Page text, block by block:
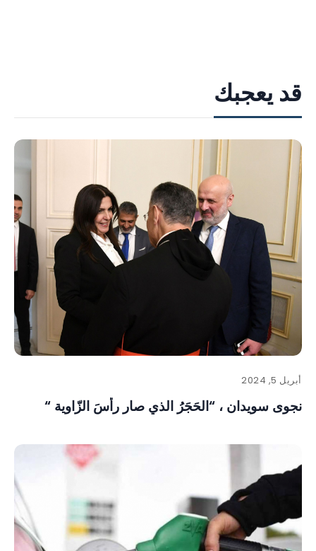
قد يعجبك
أبريل 5, 2024
نجوى سويدان ، “الحَجَرُ الذي صار رأسَ الزّاوية “